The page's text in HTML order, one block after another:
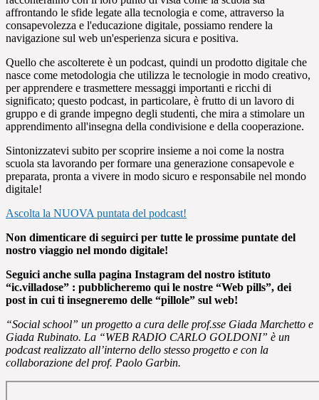
affrontando le sfide legate alla tecnologia e come, attraverso la
consapevolezza e l'educazione digitale, possiamo rendere la
navigazione sul web un'esperienza sicura e positiva.
Quello che ascolterete è un podcast, quindi un prodotto digitale che
nasce come metodologia che utilizza le tecnologie in modo creativo,
per apprendere e trasmettere messaggi importanti e ricchi di
significato; questo podcast, in particolare, è frutto di un lavoro di
gruppo e di grande impegno degli studenti, che mira a stimolare un
apprendimento all'insegna della condivisione e della cooperazione.
Sintonizzatevi subito per scoprire insieme a noi come la nostra
scuola sta lavorando per formare una generazione consapevole e
preparata, pronta a vivere in modo sicuro e responsabile nel mondo
digitale!
Ascolta la NUOVA puntata del podcast!
Non dimenticare di seguirci per tutte le prossime puntate del
nostro viaggio nel mondo digitale!
Seguici anche sulla pagina Instagram del nostro istituto
“ic.villadose” : pubblicheremo qui le nostre “Web pills”, dei
post in cui ti insegneremo delle “pillole” sul web!
“Social school” un progetto a cura delle prof.sse Giada Marchetto e
Giada Rubinato. La “WEB RADIO CARLO GOLDONI” è un
podcast realizzato all’interno dello stesso progetto e con la
collaborazione del prof. Paolo Garbin.